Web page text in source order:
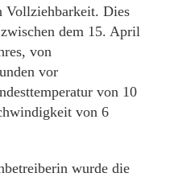
Vollziehbarkeit. Dies
dem 15. April
von
vor
von 10
von 6
wurde die